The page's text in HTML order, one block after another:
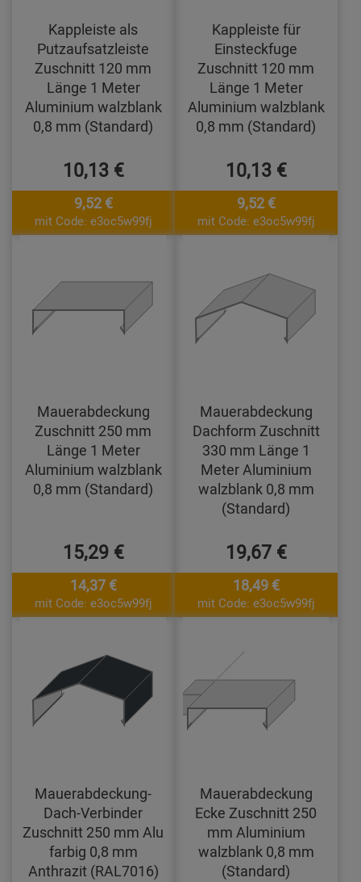
Kappleiste als
Putzaufsatzleiste
Zuschnitt 120 mm
Länge 1 Meter
Aluminium walzblank
0,8 mm (Standard)
10,13 €
9,52 €
mit Code: e3oc5w99fj
Kappleiste für
Einsteckfuge
Zuschnitt 120 mm
Länge 1 Meter
Aluminium walzblank
0,8 mm (Standard)
10,13 €
9,52 €
mit Code: e3oc5w99fj
Mauerabdeckung
Zuschnitt 250 mm
Länge 1 Meter
Aluminium walzblank
0,8 mm (Standard)
15,29 €
14,37 €
mit Code: e3oc5w99fj
Mauerabdeckung
Dachform Zuschnitt
330 mm Länge 1
Meter Aluminium
walzblank 0,8 mm
(Standard)
19,67 €
18,49 €
mit Code: e3oc5w99fj
Mauerabdeckung-
Dach-Verbinder
Zuschnitt 250 mm Alu
farbig 0,8 mm
Anthrazit (RAL7016)
Mauerabdeckung
Ecke Zuschnitt 250
mm Aluminium
walzblank 0,8 mm
(Standard)